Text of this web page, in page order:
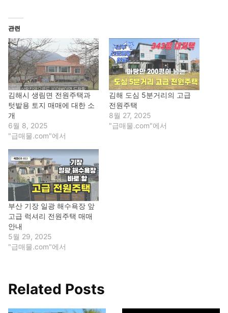
관련
김해시 생림면 전원주택과
텃밭용 토지 매매에 대한 소
개
6월 8, 2025
"급매물.com"에서
김해 도심 5분거리의 고급
전원주택
8월 27, 2025
"급매물.com"에서
부산 기장 일광 해수욕장 앞
고급 럭셔리 전원주택 매매
안내
5월 29, 2025
"급매물.com"에서
Related Posts